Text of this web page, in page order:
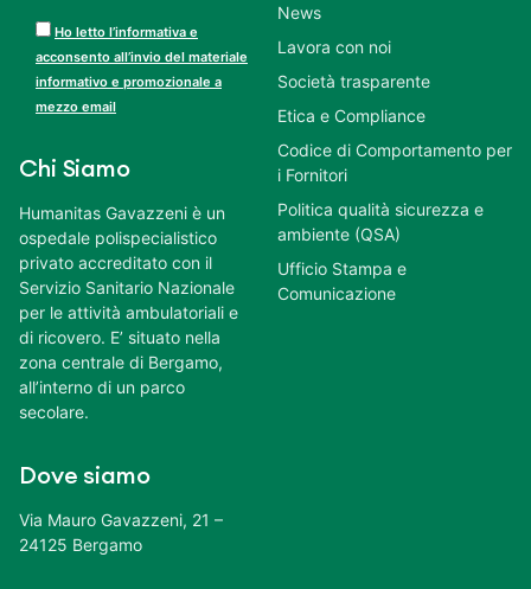
Ho letto l’informativa e
acconsento all’invio del materiale
informativo e promozionale a
mezzo email
Chi Siamo
Humanitas Gavazzeni è un
ospedale polispecialistico
privato accreditato con il
Servizio Sanitario Nazionale
per le attività ambulatoriali e
di ricovero. E’ situato nella
zona centrale di Bergamo,
all’interno di un parco
secolare.
Dove siamo
Via Mauro Gavazzeni, 21 –
24125 Bergamo
News
Lavora con noi
Società trasparente
Etica e Compliance
Codice di Comportamento per
i Fornitori
Politica qualità sicurezza e
ambiente (QSA)
Ufficio Stampa e
Comunicazione